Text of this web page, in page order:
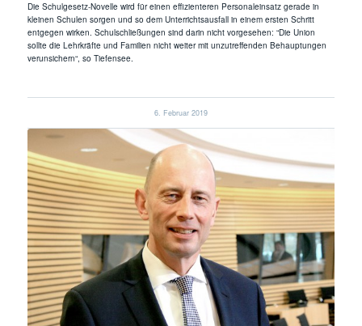
Die Schulgesetz-Novelle wird für einen effizienteren Personaleinsatz gerade in
kleinen Schulen sorgen und so dem Unterrichtsausfall in einem ersten Schritt
entgegen wirken. Schulschließungen sind darin nicht vorgesehen: “Die Union
sollte die Lehrkräfte und Familien nicht weiter mit unzutreffenden Behauptungen
verunsichern“, so Tiefensee.
6. Februar 2019